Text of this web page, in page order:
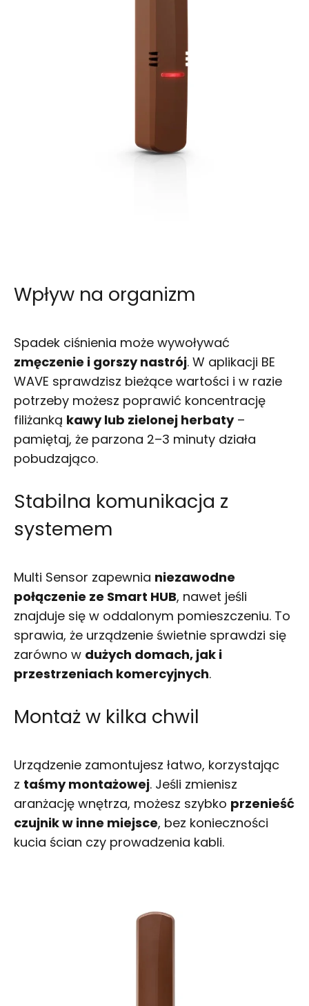
Wpływ na organizm
Spadek ciśnienia może wywoływać
zmęczenie i gorszy nastrój. W aplikacji BE
WAVE sprawdzisz bieżące wartości i w razie
potrzeby możesz poprawić koncentrację
filiżanką kawy lub zielonej herbaty–
pamiętaj, że parzona 2–3 minuty działa
pobudzająco.
Stabilna komunikacja z
systemem
Multi Sensor zapewnia niezawodne
połączenie ze Smart HUB, nawet jeśli
znajduje się w oddalonym pomieszczeniu. To
sprawia, że urządzenie świetnie sprawdzi się
zarówno w dużych domach, jak i
przestrzeniach komercyjnych.
Montaż w kilka chwil
Urządzenie zamontujesz łatwo, korzystając
z taśmy montażowej. Jeśli zmienisz
aranżację wnętrza, możesz szybko przenieść
czujnik w inne miejsce, bez konieczności
kucia ścian czy prowadzenia kabli.